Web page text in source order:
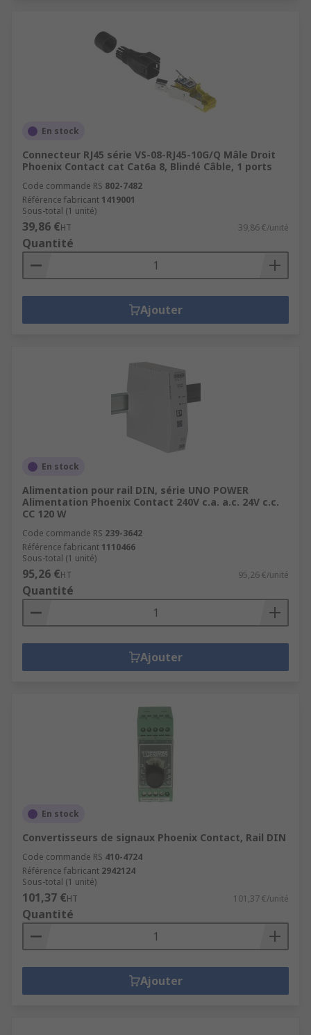
En stock
Connecteur RJ45 série VS-08-RJ45-10G/Q Mâle Droit
Phoenix Contact cat Cat6a 8, Blindé Câble, 1 ports
Code commande RS 802-7482
Référence fabricant 1419001
Sous-total (1 unité)
39,86 €HT 39,86 €/unité
Quantité
Ajouter
En stock
Alimentation pour rail DIN, série UNO POWER
Alimentation Phoenix Contact 240V c.a. a.c. 24V c.c.
CC 120 W
Code commande RS 239-3642
Référence fabricant 1110466
Sous-total (1 unité)
95,26 €HT 95,26 €/unité
Quantité
Ajouter
En stock
Convertisseurs de signaux Phoenix Contact, Rail DIN
Code commande RS 410-4724
Référence fabricant 2942124
Sous-total (1 unité)
101,37 €HT 101,37 €/unité
Quantité
Ajouter